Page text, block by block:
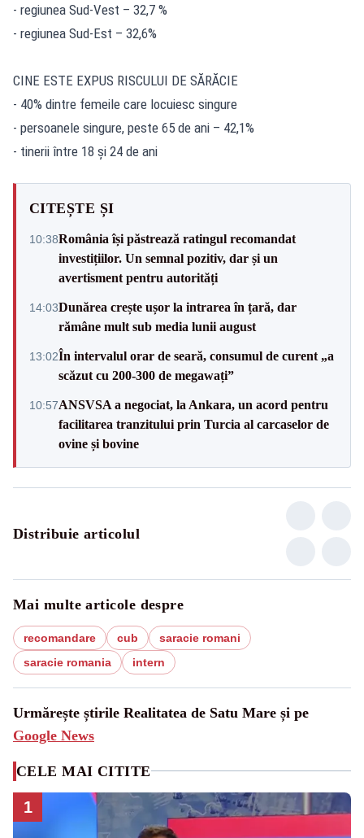
- regiunea Sud-Vest – 32,7 %
- regiunea Sud-Est – 32,6%
CINE ESTE EXPUS RISCULUI DE SĂRĂCIE
- 40% dintre femeile care locuiesc singure
- persoanele singure, peste 65 de ani – 42,1%
- tinerii între 18 și 24 de ani
CITEȘTE ȘI
10:38România își păstrează ratingul recomandat
investițiilor. Un semnal pozitiv, dar și un
avertisment pentru autorități
14:03Dunărea crește ușor la intrarea în țară, dar
rămâne mult sub media lunii august
13:02În intervalul orar de seară, consumul de curent „a
scăzut cu 200-300 de megawați”
10:57ANSVSA a negociat, la Ankara, un acord pentru
facilitarea tranzitului prin Turcia al carcaselor de
ovine și bovine
Distribuie articolul
Mai multe articole despre
recomandare cub
saracie romani
saracie romania
intern
Urmărește știrile Realitatea de Satu Mare și pe
Google News
CELE MAI CITITE
1